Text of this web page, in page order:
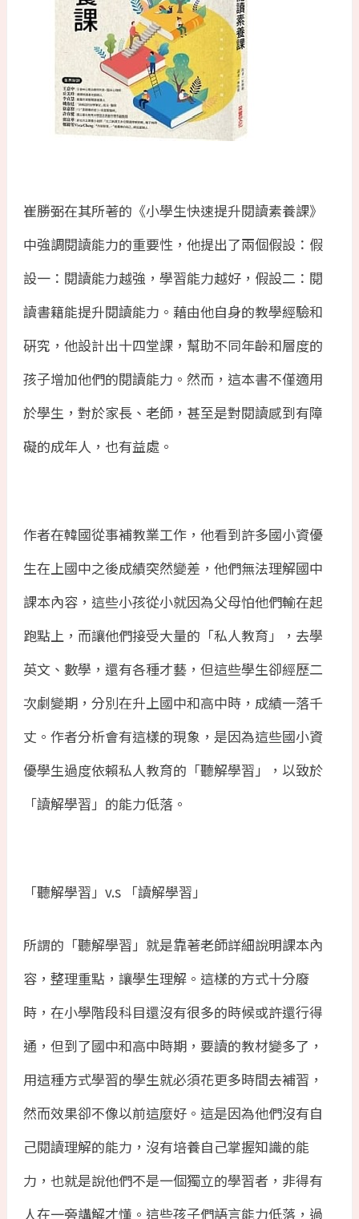
崔勝弼在其所著的《小學生快速提升閱讀素養課》
中強調閱讀能力的重要性，他提出了兩個假設：假
設一：閱讀能力越強，學習能力越好，假設二：閱
讀書籍能提升閱讀能力。藉由他自身的教學經驗和
硏究，他設計出十四堂課，幫助不同年齡和層度的
孩子增加他們的閱讀能力。然而，這本書不僅適用
於學生，對於家長、老師，甚至是對閱讀感到有障
礙的成年人，也有益處。
作者在韓國從事補教業工作，他看到許多國小資優
生在上國中之後成績突然變差，他們無法理解國中
課本內容，這些小孩從小就因為父母怕他們輸在起
跑點上，而讓他們接受大量的「私人教育」，去學
英文、數學，還有各種才藝，但這些學生卻經歷二
次劇變期，分別在升上國中和高中時，成績一落千
丈。作者分析會有這樣的現象，是因為這些國小資
優學生過度依賴私人教育的「聽解學習」，以致於
「讀解學習」的能力低落。
「聽解學習」 v.s 「讀解學習」
所謂的「聽解學習」就是靠著老師詳細說明課本內
容，整理重點，讓學生理解。這樣的方式十分廢
時，在小學階段科目還沒有很多的時候或許還行得
通，但到了國中和高中時期，要讀的教材變多了，
用這種方式學習的學生就必須花更多時間去補習，
然而效果卻不像以前這麼好。這是因為他們沒有自
己閱讀理解的能力，沒有培養自己掌握知識的能
力，也就是說他們不是一個獨立的學習者，非得有
人在一旁講解才懂。這些孩子們語言能力低落，過